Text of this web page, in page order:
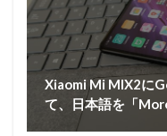
Xiaomi Mi MIX2に
て、日本語を「